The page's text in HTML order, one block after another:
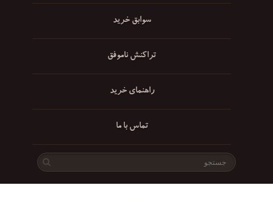
سوابق خرید
تراکنش ناموفق
راهنمای خرید
تماس با ما